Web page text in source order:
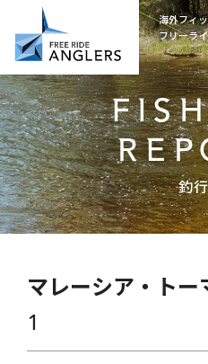
海外フィ
フリーラ
釣
マレーシア・ト
1